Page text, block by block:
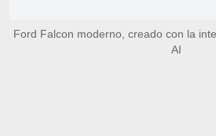
Ford Falcon moderno, creado con la
AI